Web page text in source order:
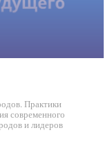
Практики
современного
и лидеров